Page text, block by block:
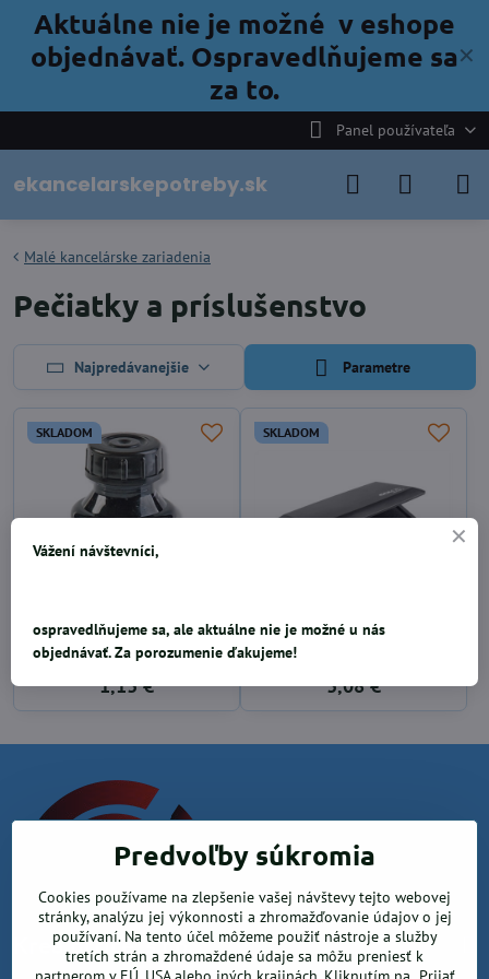
✕
Aktuálne nie je možné v eshope
objednávať. Ospravedlňujeme sa
za to.
Panel používateľa
ekancelarskepotreby.sk
Malé kancelárske zariadenia
Pečiatky a príslušenstvo
Najpredávanejšie Parametre
SKLADOM
Atrament čierny, 50g
1,13 €
SKLADOM
Poduška k pečiatkam
3,08 €
Krea office, s.r.o.
Predvoľby súkromia
Cookies používame na zlepšenie vašej návštevy tejto webovej
stránky, analýzu jej výkonnosti a zhromažďovanie údajov o jej
používaní. Na tento účel môžeme použiť nástroje a služby
tretích strán a zhromaždené údaje sa môžu preniesť k
Vážení návštevníci,
ospravedlňujeme sa, ale aktuálne nie je možné u nás
objednávať. Za porozumenie ďakujeme!